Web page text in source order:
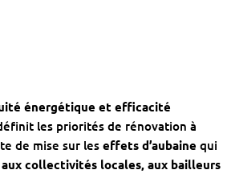
énergétique et efficacité
les priorités de rénovation à
de mise sur les effets d’aubaine qui
aux collectivités locales, aux bailleurs